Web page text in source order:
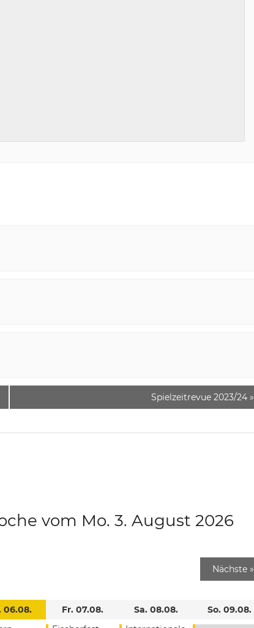
Spielzeitrevue 2023/24 »
vom Mo. 3. August 2026
Nächste »
06.08.
Fr. 07.08.
Sa. 08.08.
So. 09.08.